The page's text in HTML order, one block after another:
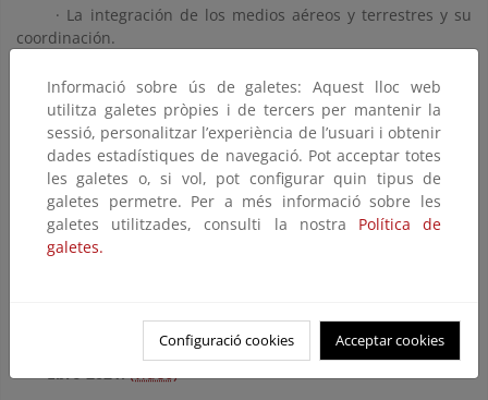
· La integración de los medios aéreos y terrestres y su
coordinación.
· La interoperabilidad de las unidades de análisis y
planificación.
· La coordinación de los aspectos logísticos.
Hasta la fecha se han llevado a cabo los siguientes ejercicios
conjuntos:
Andalucía y Castilla-La Mancha.
·Ebro 2021. (vídeo)
Informació sobre ús de galetes: Aquest lloc web
utilitza galetes pròpies i de tercers per mantenir la
sessió, personalitzar l’experiència de l’usuari i obtenir
dades estadístiques de navegació. Pot acceptar totes
les galetes o, si vol, pot configurar quin tipus de
galetes permetre. Per a més informació sobre les
galetes utilitzades, consulti la nostra Política de
galetes.
Configuració cookies Acceptar cookies